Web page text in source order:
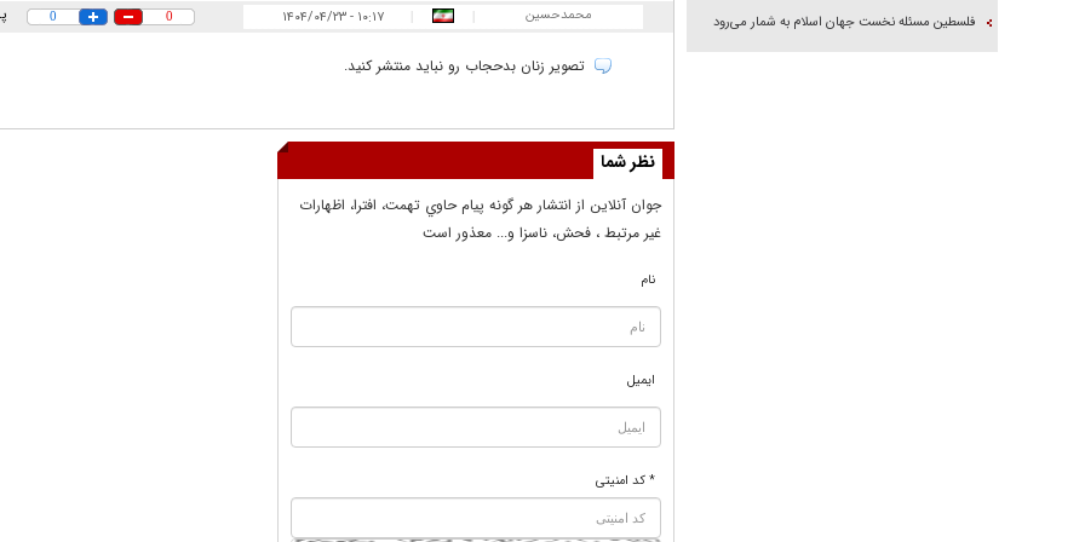
محمدحسین |
| ۱۰:۱۷ - ۱۴۰۴/۰۴/۲۳ 0
0
تصویر زنان بدحجاب رو نباید منتشر کنید.
نظر شما
جوان آنلاين از انتشار هر گونه پيام حاوي تهمت، افترا، اظهارات
غير مرتبط ، فحش، ناسزا و... معذور است
نام
ایمیل
* کد امنیتی
فلسطین مسئله نخست جهان اسلام به شمار می‌رود